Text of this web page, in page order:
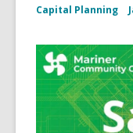
Capital Planning